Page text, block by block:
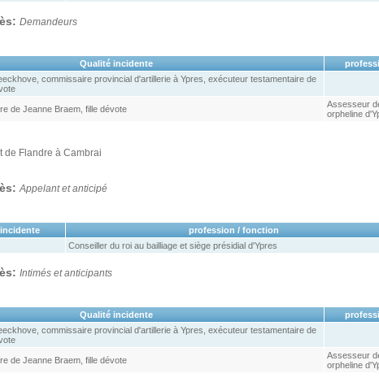
Demandeurs
Qualité incidente
commissaire provincial d'artillerie à Ypres, exécuteur testamentaire de
de Jeanne Braem, fille dévote
Assesseur
orpheline
de Flandre à Cambrai
Appelant et anticipé
profession / fonction
Conseiller du roi au bailliage et siège présidial d'Ypres
Intimés et anticipants
Qualité incidente
commissaire provincial d'artillerie à Ypres, exécuteur testamentaire de
de Jeanne Braem, fille dévote
Assesseur
orpheline